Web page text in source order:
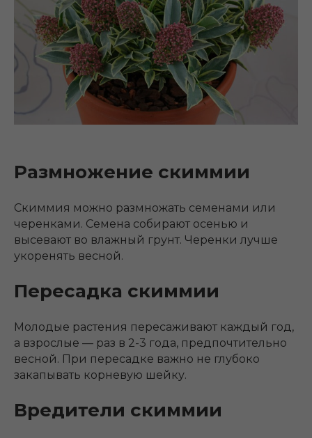
Размножение скиммии
Скиммия можно размножать семенами или
черенками. Семена собирают осенью и
высевают во влажный грунт. Черенки лучше
укоренять весной.
Пересадка скиммии
Молодые растения пересаживают каждый год,
а взрослые — раз в 2-3 года, предпочтительно
весной. При пересадке важно не глубоко
закапывать корневую шейку.
Вредители скиммии